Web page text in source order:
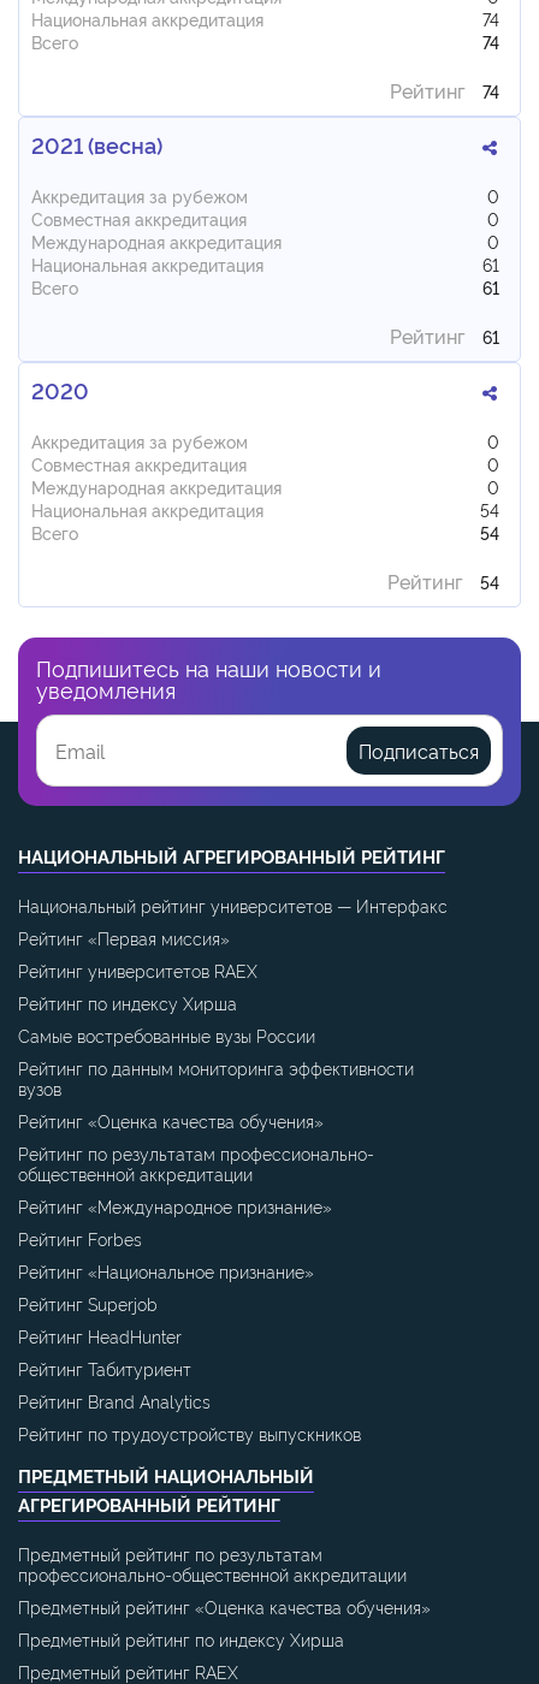
Национальная аккредитация
74
Всего
74
Рейтинг 74
2021 (весна)
Аккредитация за рубежом
0
Совместная аккредитация
0
Международная аккредитация
0
Национальная аккредитация
61
Всего
61
Рейтинг 61
2020
Аккредитация за рубежом
0
Совместная аккредитация
0
Международная аккредитация
0
Национальная аккредитация
54
Всего
54
Рейтинг 54
Подпишитесь на наши новости и
уведомления
Подписаться
НАЦИОНАЛЬНЫЙ АГРЕГИРОВАННЫЙ РЕЙТИНГ
Национальный рейтинг университетов — Интерфакс
Рейтинг «Первая миссия»
Рейтинг университетов RAEX
Рейтинг по индексу Хирша
Самые востребованные вузы России
Рейтинг по данным мониторинга эффективности
вузов
Рейтинг «Оценка качества обучения»
Рейтинг по результатам профессионально-
общественной аккредитации
Рейтинг «Международное признание»
Рейтинг Forbes
Рейтинг «Национальное признание»
Рейтинг Superjob
Рейтинг HeadHunter
Рейтинг Табитуриент
Рейтинг Brand Analytics
Рейтинг по трудоустройству выпускников
ПРЕДМЕТНЫЙ НАЦИОНАЛЬНЫЙ
АГРЕГИРОВАННЫЙ РЕЙТИНГ
Предметный рейтинг по результатам
профессионально-общественной аккредитации
Предметный рейтинг «Оценка качества обучения»
Предметный рейтинг по индексу Хирша
Предметный рейтинг RAEX